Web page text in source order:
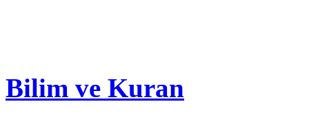
Bilim ve Kuran